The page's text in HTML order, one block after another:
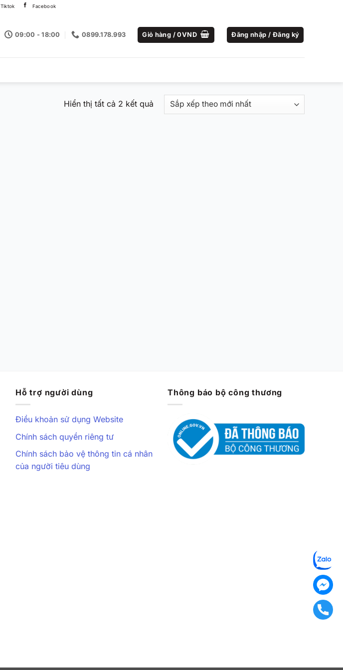
Tiktok Facebook
09:00 - 18:00 0899.178.993 Giỏ hàng /0VND Đăng nhập / Đăng ký
Hiển thị tất cả 2 kết quảĐã
sắp
Hỗ trợ người dùng
Điều khoản sử dụng Website
Chính sách quyền riêng tư
Chính sách bảo vệ thông tin cá nhân
của người tiêu dùng
Thông báo bộ công thương